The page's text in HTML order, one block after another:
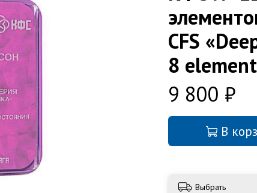
CFS
8
9 800 ₽
В
Выбрать